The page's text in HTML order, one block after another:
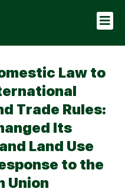
Law to
Trade Rules:
Its
Land Use
to the
Union
Sign up